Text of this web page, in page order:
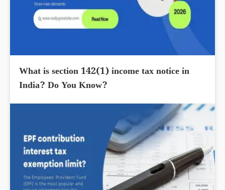
What is section 142(1) income tax notice in
India? Do You Know?